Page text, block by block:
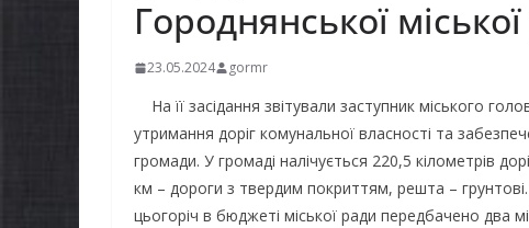
Городнянської
23.05.2024 gormr
На її засідання звітували заступник міського
утримання доріг комунальної власності та
громади. У громаді налічується 220,5 кілометрів
км – дороги з твердим покриттям, решта –
цьогоріч в бюджеті міської ради передбачено два